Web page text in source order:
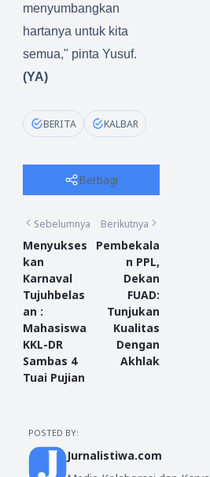
menyumbangkan
hartanya untuk kita
semua," pinta Yusuf.
(YA)
BERITA KALBAR
Berbagi
Sebelumnya
Menyukses
kan
Karnaval
Tujuhbelas
an :
Mahasiswa
KKL-DR
Sambas 4
Tuai Pujian
Berikutnya
Pembekala
n PPL,
Dekan
FUAD:
Tunjukan
Kualitas
Dengan
Akhlak
POSTED BY:
Jurnalistiwa.com